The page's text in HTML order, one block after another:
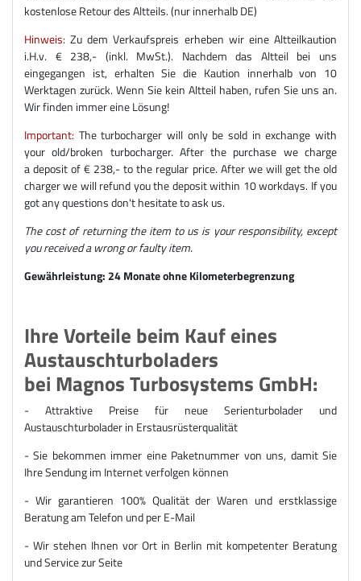
kostenlose Retour des Altteils. (nur innerhalb DE)
Hinweis: Zu dem Verkaufspreis erheben wir eine Altteilkaution
i.H.v. € 238,- (inkl. MwSt.). Nachdem das Altteil bei uns
eingegangen ist, erhalten Sie die Kaution innerhalb von 10
Werktagen zurück. Wenn Sie kein Altteil haben, rufen Sie uns an.
Wir finden immer eine Lösung!
Important: The turbocharger will only be sold in exchange with
your old/broken turbocharger. After the purchase we charge
a deposit of € 238,- to the regular price. After we will get the old
charger we will refund you the deposit within 10 workdays. If you
got any questions don't hesitate to ask us.
The cost of returning the item to us is your responsibility, except
you received a wrong or faulty item.
Gewährleistung: 24 Monate ohne Kilometerbegrenzung
Ihre Vorteile beim Kauf eines
Austauschturboladers
bei Magnos Turbosystems GmbH:
- Attraktive Preise für neue Serienturbolader und
Austauschturboladerin Erstausrüsterqualität
- Sie bekommen immer eine Paketnummer von uns, damit Sie
Ihre Sendung im Internet verfolgen können
- Wir garantieren 100% Qualität der Waren und erstklassige
Beratung am Telefon und per E-Mail
- Wir stehen Ihnen vor Ort in Berlin mit kompetenter Beratung
und Service zur Seite